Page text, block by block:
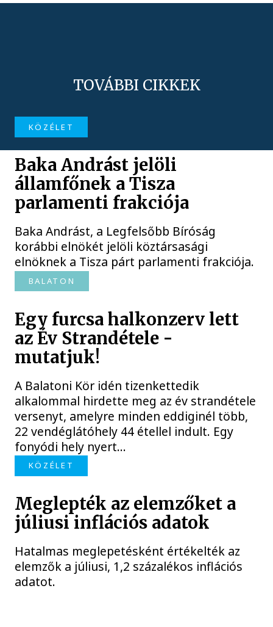
TOVÁBBI CIKKEK
KÖZÉLET
Baka Andrást jelöli
államfőnek a Tisza
parlamenti frakciója
Baka Andrást, a Legfelsőbb Bíróság
korábbi elnökét jelöli köztársasági
elnöknek a Tisza párt parlamenti frakciója.
BALATON
Egy furcsa halkonzerv lett
az Év Strandétele -
mutatjuk!
A Balatoni Kör idén tizenkettedik
alkalommal hirdette meg az év strandétele
versenyt, amelyre minden eddiginél több,
22 vendéglátóhely 44 étellel indult. Egy
fonyódi hely nyert...
KÖZÉLET
Meglepték az elemzőket a
júliusi inflációs adatok
Hatalmas meglepetésként értékelték az
elemzők a júliusi, 1,2 százalékos inflációs
adatot.